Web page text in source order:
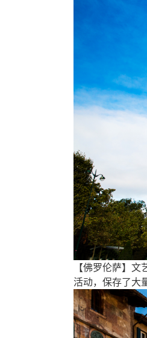
【佛罗伦萨】
活动，保存了大